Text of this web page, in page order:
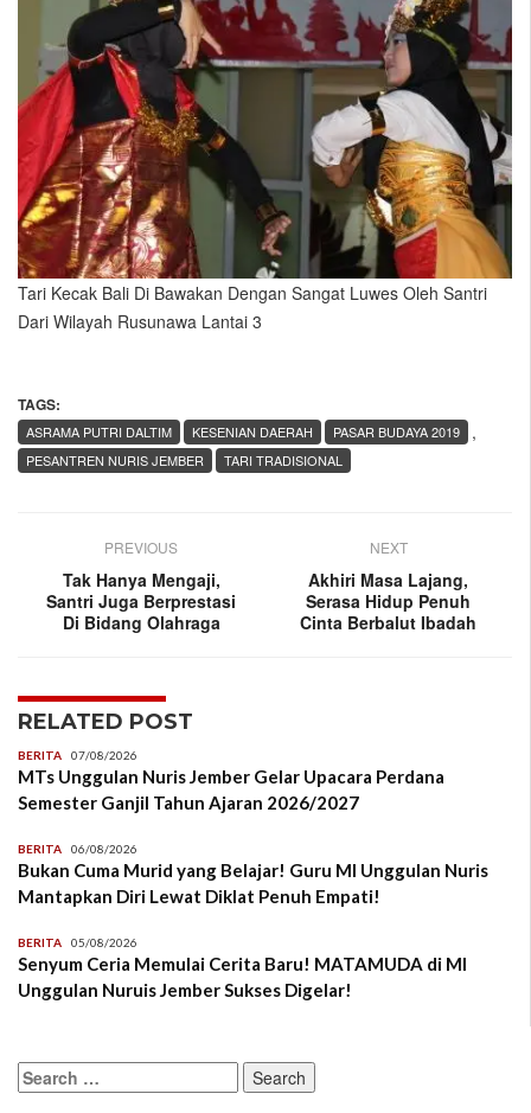
Tari Kecak Bali Di Bawakan Dengan Sangat Luwes Oleh Santri
Dari Wilayah Rusunawa Lantai 3
TAGS:
,
ASRAMA PUTRI DALTIM KESENIAN DAERAH
PASAR BUDAYA 2019
PESANTREN NURIS JEMBER
TARI TRADISIONAL
PREVIOUS
Tak Hanya Mengaji,
Santri Juga Berprestasi
Di Bidang Olahraga
NEXT
Akhiri Masa Lajang,
Serasa Hidup Penuh
Cinta Berbalut Ibadah
RELATED POST
BERITA 07/08/2026
MTs Unggulan Nuris Jember Gelar Upacara Perdana
Semester Ganjil Tahun Ajaran 2026/2027
BERITA 06/08/2026
Bukan Cuma Murid yang Belajar! Guru MI Unggulan Nuris
Mantapkan Diri Lewat Diklat Penuh Empati!
BERITA 05/08/2026
Senyum Ceria Memulai Cerita Baru! MATAMUDA di MI
Unggulan Nuruis Jember Sukses Digelar!
Search
for: